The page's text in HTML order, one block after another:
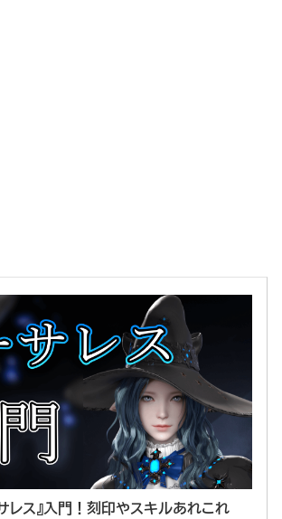
レス』入門！刻印やスキルあれこれ